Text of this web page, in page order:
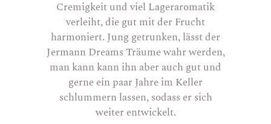
Cremigkeit und viel Lageraromatik
verleiht, die gut mit der Frucht
harmoniert. Jung getrunken, lässt der
Jermann Dreams Träume wahr werden,
man kann kann ihn aber auch gut und
gerne ein paar Jahre im Keller
schlummern lassen, sodass er sich
weiter entwickelt.